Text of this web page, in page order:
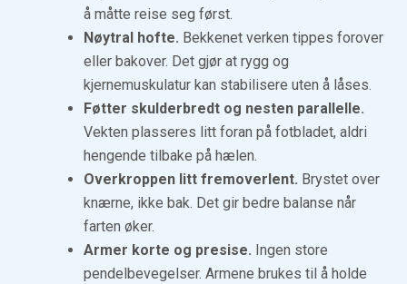
å måtte reise seg først.
Nøytral hofte. Bekkenet verken tippes forover
eller bakover. Det gjør at rygg og
kjernemuskulatur kan stabilisere uten å låses.
Føtter skulderbredt og nesten parallelle.
Vekten plasseres litt foran på fotbladet, aldri
hengende tilbake på hælen.
Overkroppen litt fremoverlent. Brystet over
knærne, ikke bak. Det gir bedre balanse når
farten øker.
Armer korte og presise. Ingen store
pendelbevegelser. Armene brukes til å holde